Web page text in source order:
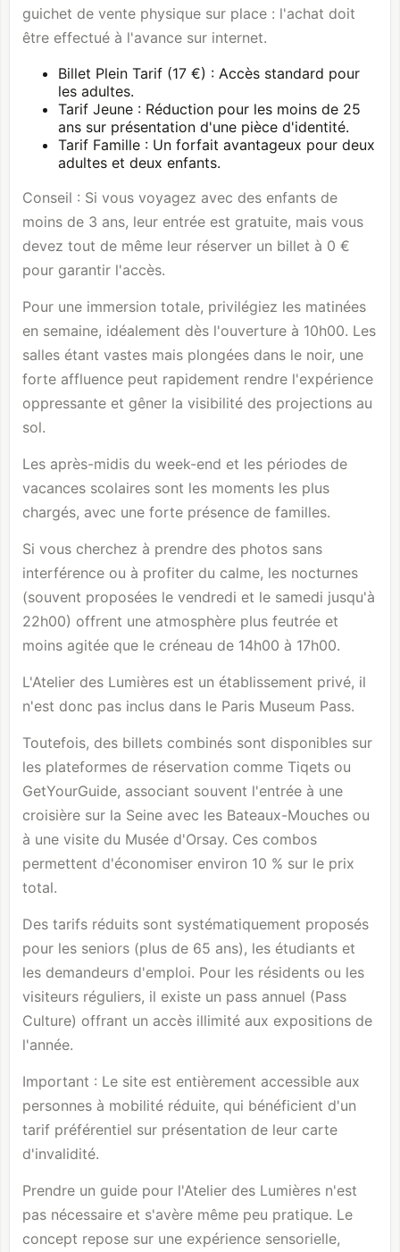
guichet de vente physique sur place : l'achat doit
être effectué à l'avance sur internet.
Billet Plein Tarif (17 €) : Accès standard pour
les adultes.
Tarif Jeune : Réduction pour les moins de 25
ans sur présentation d'une pièce d'identité.
Tarif Famille : Un forfait avantageux pour deux
adultes et deux enfants.
Conseil : Si vous voyagez avec des enfants de
moins de 3 ans, leur entrée est gratuite, mais vous
devez tout de même leur réserver un billet à 0 €
pour garantir l'accès.
Pour une immersion totale, privilégiez les matinées
en semaine, idéalement dès l'ouverture à 10h00. Les
salles étant vastes mais plongées dans le noir, une
forte affluence peut rapidement rendre l'expérience
oppressante et gêner la visibilité des projections au
sol.
Les après-midis du week-end et les périodes de
vacances scolaires sont les moments les plus
chargés, avec une forte présence de familles.
Si vous cherchez à prendre des photos sans
interférence ou à profiter du calme, les nocturnes
(souvent proposées le vendredi et le samedi jusqu'à
22h00) offrent une atmosphère plus feutrée et
moins agitée que le créneau de 14h00 à 17h00.
L'Atelier des Lumières est un établissement privé, il
n'est donc pas inclus dans le Paris Museum Pass.
Toutefois, des billets combinés sont disponibles sur
les plateformes de réservation comme Tiqets ou
GetYourGuide, associant souvent l'entrée à une
croisière sur la Seine avec les Bateaux-Mouches ou
à une visite du Musée d'Orsay. Ces combos
permettent d'économiser environ 10 % sur le prix
total.
Des tarifs réduits sont systématiquement proposés
pour les seniors (plus de 65 ans), les étudiants et
les demandeurs d'emploi. Pour les résidents ou les
visiteurs réguliers, il existe un pass annuel (Pass
Culture) offrant un accès illimité aux expositions de
l'année.
Important : Le site est entièrement accessible aux
personnes à mobilité réduite, qui bénéficient d'un
tarif préférentiel sur présentation de leur carte
d'invalidité.
Prendre un guide pour l'Atelier des Lumières n'est
pas nécessaire et s'avère même peu pratique. Le
concept repose sur une expérience sensorielle,